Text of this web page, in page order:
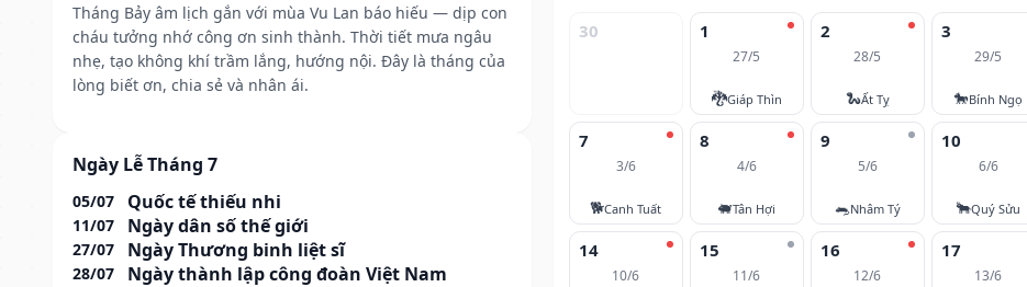
Tháng Bảy âm lịch gắn với mùa Vu Lan báo hiếu — dịp con
cháu tưởng nhớ công ơn sinh thành. Thời tiết mưa ngâu
nhẹ, tạo không khí trầm lắng, hướng nội. Đây là tháng của
lòng biết ơn, chia sẻ và nhân ái.
Ngày Lễ Tháng 7
05/07 Quốc tế thiếu nhi
11/07 Ngày dân số thế giới
27/07 Ngày Thương binh liệt sĩ
28/07 Ngày thành lập công đoàn Việt Nam
30 1
27/5
🐉Giáp Thìn
2
28/5
🐍Ất Tỵ
3
29/5
🐎Bính Ngọ
7
3/6
🐕Canh Tuất
8
4/6
🐖Tân Hợi
9
5/6
🐀Nhâm Tý
10
6/6
🐂Quý Sửu
14
10/6
15
11/6
16
12/6
17
13/6